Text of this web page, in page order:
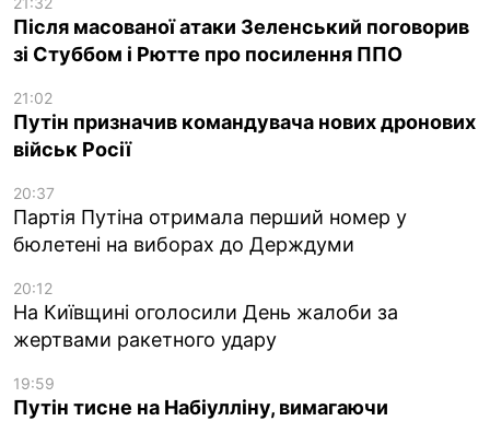
Після масованої атаки Зеленський поговорив
зі Стуббом і Рютте про посилення ППО
21:02
Путін призначив командувача нових дронових
військ Росії
20:37
Партія Путіна отримала перший номер у
бюлетені на виборах до Держдуми
20:12
На Київщині оголосили День жалоби за
жертвами ракетного удару
19:59
Путін тисне на Набіулліну, вимагаючи